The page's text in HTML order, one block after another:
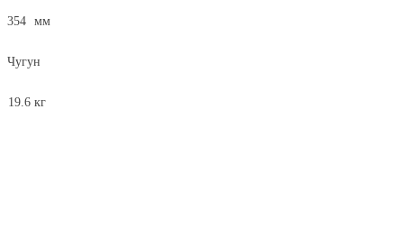
354 мм
Чугун
19.6 кг